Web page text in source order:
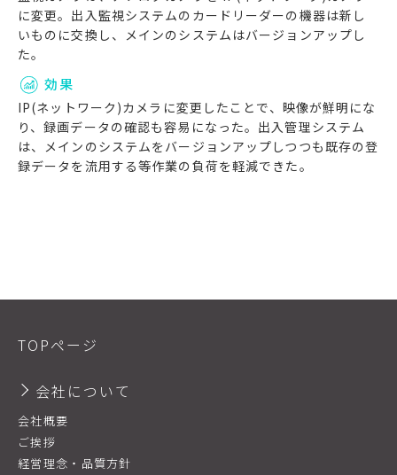
に変更。出入監視システムのカードリーダーの機器は新し
いものに交換し、メインのシステムはバージョンアップし
た。
効果
IP(ネットワーク)カメラに変更したことで、映像が鮮明にな
り、録画データの確認も容易になった。出入管理システム
は、メインのシステムをバージョンアップしつつも既存の登
録データを流用する等作業の負荷を軽減できた。
TOPページ
会社について
会社概要
ご挨拶
経営理念・品質方針